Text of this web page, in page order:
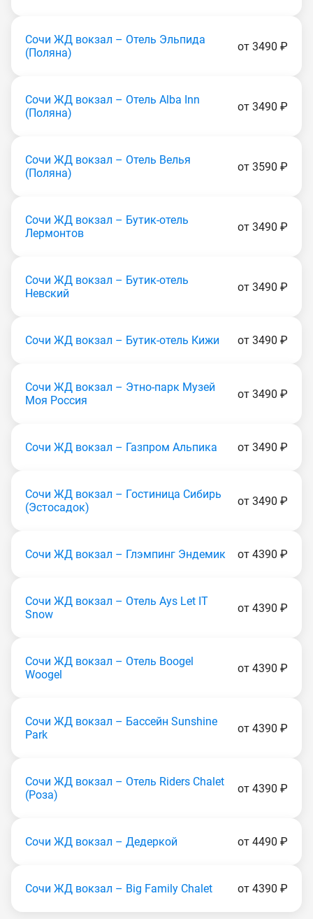
Сочи ЖД вокзал – Отель Эльпида
(Пoлянa)
от 3490 ₽
Сочи ЖД вокзал – Отель Alba Inn
(Пoлянa)
от 3490 ₽
Сочи ЖД вокзал – Отель Велья
(Пoлянa)
от 3590 ₽
Сочи ЖД вокзал – Бутик-отель
Лермонтов
от 3490 ₽
Сочи ЖД вокзал – Бутик-отель
Невский
от 3490 ₽
Сочи ЖД вокзал – Бутик-отель Кижи от 3490 ₽
Сочи ЖД вокзал – Этно-парк Музей
Моя Россия
от 3490 ₽
Сочи ЖД вокзал – Газпром Альпика от 3490 ₽
Сочи ЖД вокзал – Гостиница Сибирь
(Эстocaдoк)
от 3490 ₽
Сочи ЖД вокзал – Глэмпинг Эндемик от 4390 ₽
Сочи ЖД вокзал – Отель Ays Let IT
Snow
от 4390 ₽
Сочи ЖД вокзал – Отель Boogel
Woogel
от 4390 ₽
Сочи ЖД вокзал – Бассейн Sunshine
Park
от 4390 ₽
Сочи ЖД вокзал – Отель Riders Chalet
(Poзa)
от 4390 ₽
Сочи ЖД вокзал – Дедеркой от 4490 ₽
Сочи ЖД вокзал – Big Family Chalet от 4390 ₽